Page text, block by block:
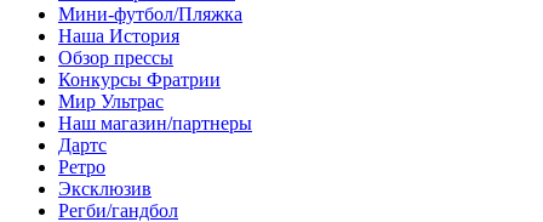
Мини-футбол/Пляжка
Наша История
Обзор прессы
Конкурсы Фратрии
Мир Ультрас
Наш магазин/партнеры
Дартс
Ретро
Эксклюзив
Регби/гандбол